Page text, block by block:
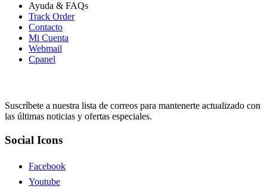
Ayuda & FAQs
Track Order
Contacto
Mi Cuenta
Webmail
Cpanel
Suscríbete a nuestra lista de correos para mantenerte actualizado con
las últimas noticias y ofertas especiales.
Social Icons
Facebook
Youtube